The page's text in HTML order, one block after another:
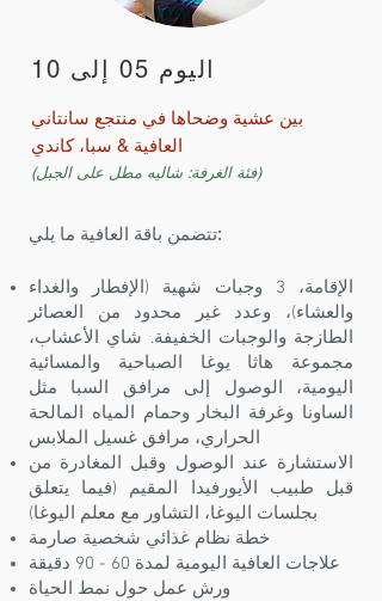
اليوم 05 إلى 10
بين عشية وضحاها في منتجع سانتاني
العافية & سبا، كاندي
(فئة الغرفة: شاليه مطل على الجبل)
تتضمن باقة العافية ما يلي:
الإقامة، 3 وجبات شهية (الإفطار والغداء
والعشاء)، وعدد غير محدود من العصائر
الطازجة والوجبات الخفيفة. شاي الأعشاب،
مجموعة هاثا يوغا الصباحية والمسائية
اليومية، الوصول إلى مرافق السبا مثل
الساونا وغرفة البخار وحمام المياه المالحة
الحراري، مرافق غسيل الملابس
الاستشارة عند الوصول وقبل المغادرة من
قبل طبيب الأيورفيدا المقيم (فيما يتعلق
بجلسات اليوغا، التشاور مع معلم اليوغا)
خطة نظام غذائي شخصية صارمة
علاجات العافية اليومية لمدة 60 - 90 دقيقة
ورش عمل حول نمط الحياة